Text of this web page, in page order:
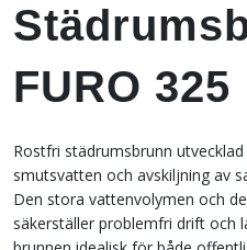
FURO 325
Rostfri städrumsbrunn
smutsvatten och avskiljning av
Den stora vattenvolymen och
säkerställer problemfri drift och